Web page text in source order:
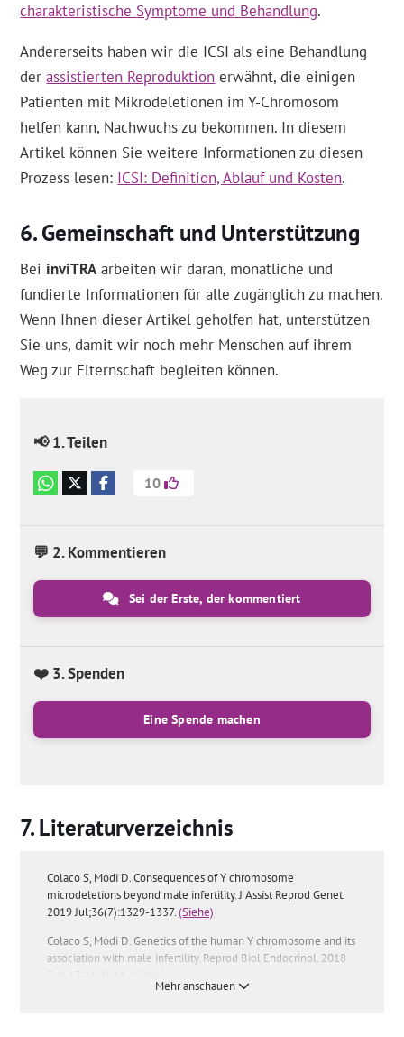
charakteristische Symptome und Behandlung.
Andererseits haben wir die ICSI als eine Behandlung
derassistierten Reproduktion erwähnt, die einigen
Patienten mit Mikrodeletionen im Y-Chromosom
helfen kann, Nachwuchs zu bekommen. In diesem
Artikel können Sie weitere Informationen zu diesen
Prozess lesen: ICSI: Definition, Ablauf und Kosten.
Gemeinschaft und Unterstützung
Bei inviTRA arbeiten wir daran, monatliche und
fundierte Informationen für alle zugänglich zu machen.
Wenn Ihnen dieser Artikel geholfen hat, unterstützen
Sie uns, damit wir noch mehr Menschen auf ihrem
Weg zur Elternschaft begleiten können.
📢 1. Teilen
10
💬 2. Kommentieren
Sei der Erste, der kommentiert
❤️ 3. Spenden
Eine Spende machen
Literaturverzeichnis
Colaco S, Modi D. Consequences of Y chromosome
microdeletions beyond male infertility. J Assist Reprod Genet.
2019 Jul;36(7):1329-1337.(Siehe)
Colaco S, Modi D. Genetics of the human Y chromosome and its
association with male infertility. Reprod Biol Endocrinol. 2018
Mehr anschauen